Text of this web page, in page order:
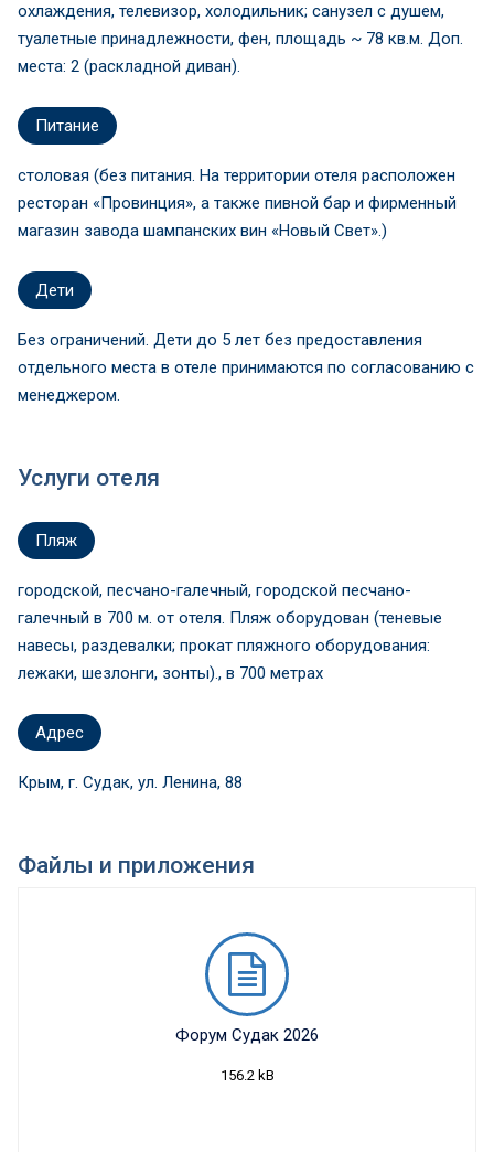
охлаждения, телевизор, холодильник; санузел с душем,
туалетные принадлежности, фен, площадь ~ 78 кв.м. Доп.
места: 2 (раскладной диван).
Питание
столовая (без питания. На территории отеля расположен
ресторан «Провинция», а также пивной бар и фирменный
магазин завода шампанских вин «Новый Свет».)
Дети
Без ограничений. Дети до 5 лет без предоставления
отдельного места в отеле принимаются по согласованию с
менеджером.
Услуги отеля
Пляж
городской, песчано-галечный, городской песчано-
галечный в 700 м. от отеля. Пляж оборудован (теневые
навесы, раздевалки; прокат пляжного оборудования:
лежаки, шезлонги, зонты)., в 700 метрах
Адрес
Крым, г. Судак, ул. Ленина, 88
Файлы и приложения
Форум Судак 2026
156.2 kB